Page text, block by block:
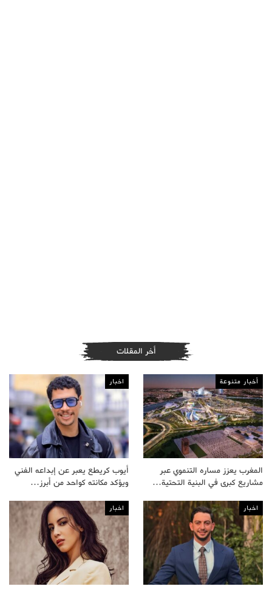
أخر المقلات
أخبار متنوعة
المغرب يعزز مساره التنموي عبر
مشاريع كبرى في البنية التحتية…
اخبار
أيوب كريطع يعبر عن إبداعه الفني
ويؤكد مكانته كواحد من أبرز…
اخبار اخبار